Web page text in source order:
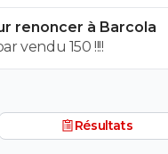
renoncer à Barcola
vendu 150 !!!!
Résultats